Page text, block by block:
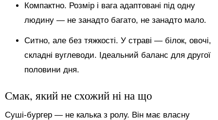
Компактно. Розмір і вага адаптовані під одну
людину — не занадто багато, не занадто мало.
Ситно, але без тяжкості. У страві — білок, овочі,
складні вуглеводи. Ідеальний баланс для другої
половини дня.
Смак, який не схожий ні на що
Суші-бургер — не калька з ролу. Він має власну